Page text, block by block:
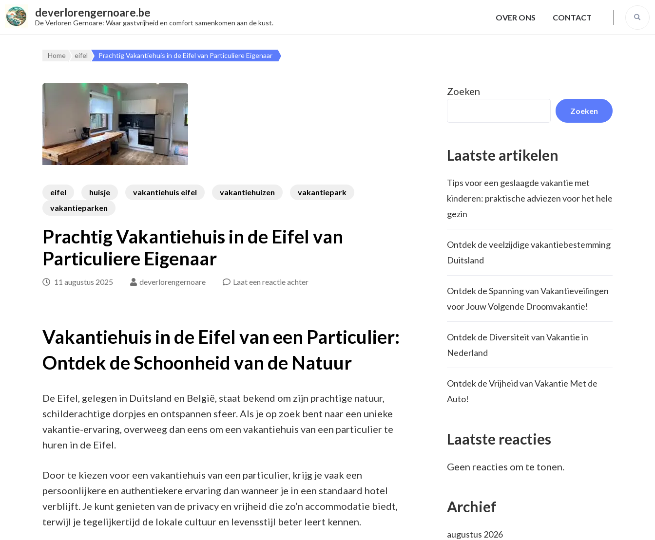
deverlorengernoare.be
De Verloren Gernoare: Waar gastvrijheid en comfort samenkomen aan de kust.
OVER ONS CONTACT
Home eifel Prachtig Vakantiehuis in de Eifel van Particuliere Eigenaar
eifel huisje vakantiehuis eifel vakantiehuizen
vakantiepark
vakantieparken
Prachtig Vakantiehuis in de Eifel van
Particuliere Eigenaar
11 augustus 2025 deverlorengernoare Laat een reactie achterop
in
de
Eifel
Eigenaar
Vakantiehuis in de Eifel van een Particulier:
Ontdek de Schoonheid van de Natuur
De Eifel, gelegen in Duitsland en België, staat bekend om zijn prachtige natuur,
schilderachtige dorpjes en ontspannen sfeer. Als je op zoek bent naar een unieke
vakantie-ervaring, overweeg dan eens om een vakantiehuis van een particulier te
huren in de Eifel.
Door te kiezen voor een vakantiehuis van een particulier, krijg je vaak een
persoonlijkere en authentiekere ervaring dan wanneer je in een standaard hotel
verblijft. Je kunt genieten van de privacy en vrijheid die zo’n accommodatie biedt,
terwijl je tegelijkertijd de lokale cultuur en levensstijl beter leert kennen.
Zoeken
Zoeken
Laatste artikelen
Tips voor een geslaagde vakantie met
kinderen: praktische adviezen voor het hele
gezin
Ontdek de veelzijdige vakantiebestemming
Duitsland
Ontdek de Spanning van Vakantieveilingen
voor Jouw Volgende Droomvakantie!
Ontdek de Diversiteit van Vakantie in
Nederland
Ontdek de Vrijheid van Vakantie Met de
Auto!
Laatste reacties
Geen reacties om te tonen.
Archief
augustus 2026